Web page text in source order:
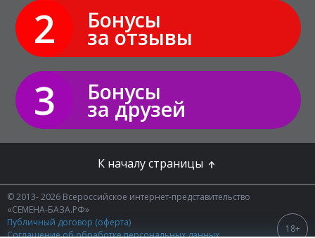
2 Бонусы
за отзывы
3 Бонусы
за друзей
К началу страницы
© 2013- 2026 Всероссийское интернет-представительство
«СЕМЕНА-БАЗА.РФ»
Публичный договор (оферта)
Соглашение об обработке персональных данных
18+